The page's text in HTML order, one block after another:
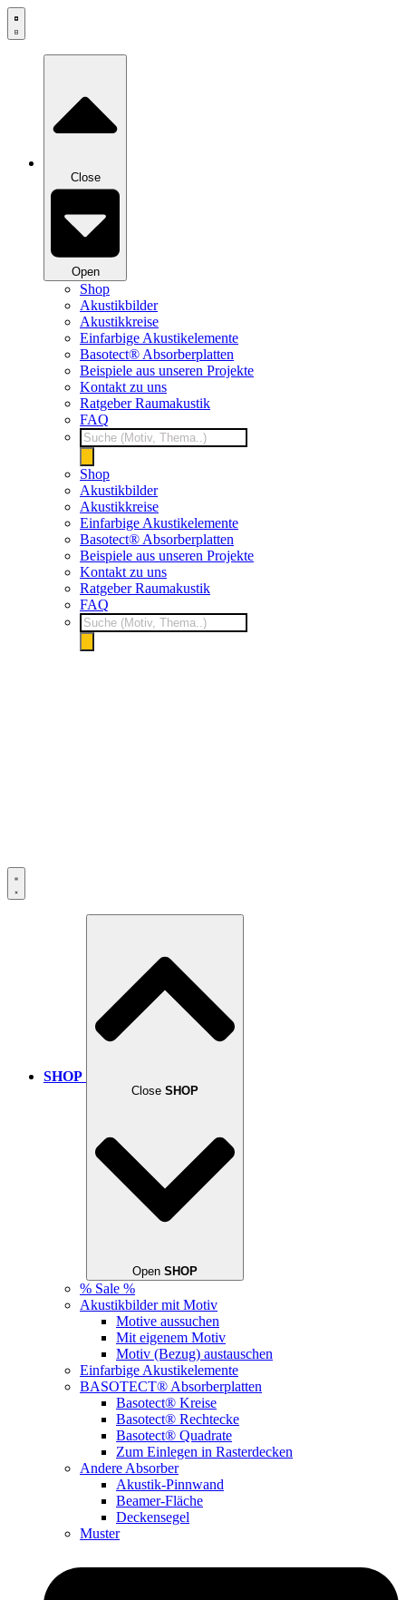
Zum
Inhalt
Close
Open
Shop
Akustikbilder
Akustikkreise
Einfarbige Akustikelemente
Basotect® Absorberplatten
Beispiele aus unseren Projekte
Kontakt zu uns
Ratgeber Raumakustik
FAQ
Products
search
Shop
Akustikbilder
Akustikkreise
Einfarbige Akustikelemente
Basotect® Absorberplatten
Beispiele aus unseren Projekte
Kontakt zu uns
Ratgeber Raumakustik
FAQ
Products
search
SHOP
Close SHOP
Open SHOP
% Sale %
Akustikbilder mit Motiv
Motive aussuchen
Mit eigenem Motiv
Motiv (Bezug) austauschen
Einfarbige Akustikelemente
BASOTECT® Absorberplatten
Basotect® Kreise
Basotect® Rechtecke
Basotect® Quadrate
Zum Einlegen in Rasterdecken
Andere Absorber
Akustik-Pinnwand
Beamer-Fläche
Deckensegel
Muster